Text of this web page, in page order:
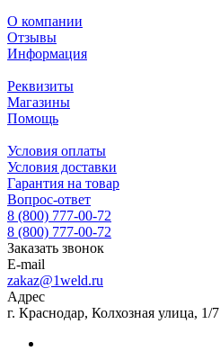
О компании
Отзывы
Информация
Реквизиты
Магазины
Помощь
Условия оплаты
Условия доставки
Гарантия на товар
Вопрос-ответ
8 (800) 777-00-72
8 (800) 777-00-72
Заказать звонок
E-mail
zakaz@1weld.ru
Адрес
г. Краснодар, Колхозная улица, 1/7